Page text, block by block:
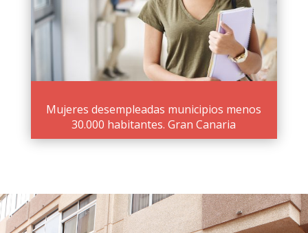
Mujeres desempleadas municipios menos
30.000 habitantes. Gran Canaria